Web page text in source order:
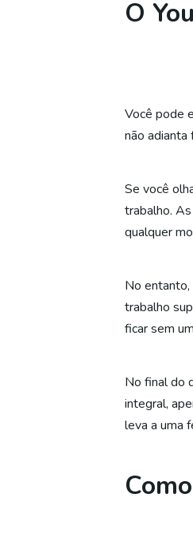
O
Você pode
não
Se você
trabalho.
qualquer
No
trabalho
ficar sem
No final do
integral,
leva a uma